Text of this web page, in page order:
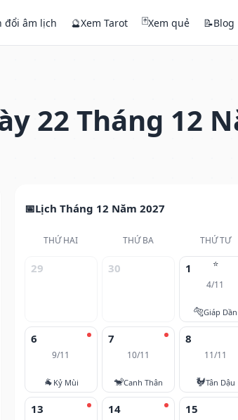
đổi âm lịch 🔮Xem Tarot 🃏Xem quẻ 📝Blog
22 Tháng 12
Lịch Tháng 12 Năm 2027
THỨ HAI THỨ BA THỨ TƯ
29 30 ⭐
1
4/11
🐅Giáp Dần
6
9/11
🐐 Kỷ Mùi
7
10/11
🐒Canh Thân
8
11/11
🐓Tân Dậu
13 14 15